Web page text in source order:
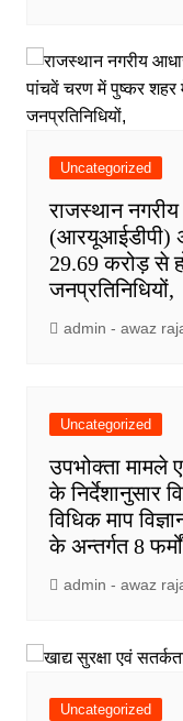
Uncategorized
राजस्थान
(आरयूआईडीपी)
29.69 करोड़ से
जनप्रतिनिधियों,
admin - awaz
Uncategorized
उपभोक्ता मामले
के निर्देशानुसार
विधिक माप
के अन्तर्गत 8
admin - awaz
Uncategorized